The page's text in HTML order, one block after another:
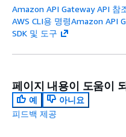
Amazon API Gateway API 참
AWS CLI용 명령Amazon API
SDK 및 도구
페이지 내용이 도움이
예
아니요
피드백 제공